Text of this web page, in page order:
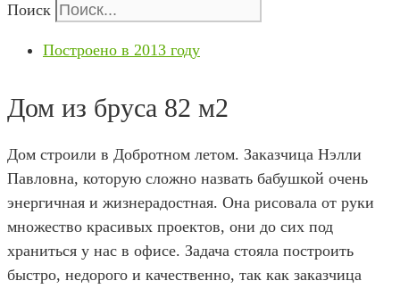
Поиск
Построено в 2013 году
Дом из бруса 82 м2
Дом строили в Добротном летом. Заказчица Нэлли
Павловна, которую сложно назвать бабушкой очень
энергичная и жизнерадостная. Она рисовала от руки
множество красивых проектов, они до сих под
храниться у нас в офисе. Задача стояла построить
быстро, недорого и качественно, так как заказчица